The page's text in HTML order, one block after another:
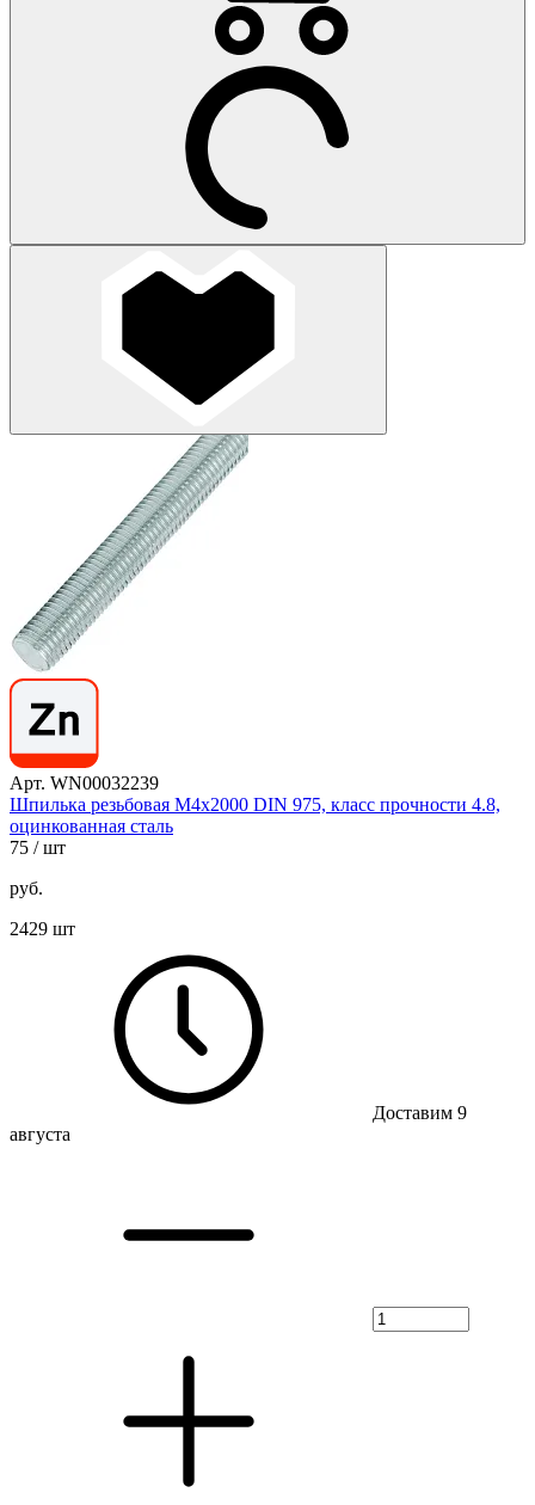
Арт. WN00032239
Шпилька резьбовая М4х2000 DIN 975, класс прочности 4.8,
оцинкованная сталь
75 / шт
руб.
2429 шт
Доставим 9
августа